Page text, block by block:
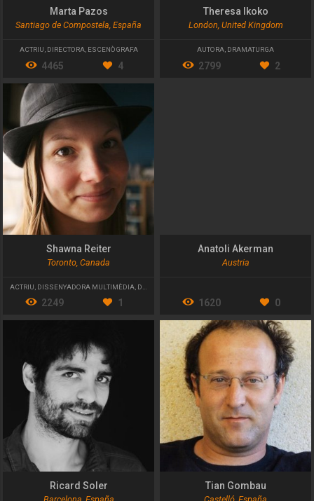
Marta Pazos
Santiago de Compostela, España
ACTRIU DIRECTORA, ESCENÒGRAFA
4465 4
Theresa Ikoko
London, United Kingdom
AUTORA DRAMATURGA
2799 2
Shawna Reiter
Toronto, Canada
ACTRIU DISSENYADORA MULTIMÈDIA DISSENYADORA DE TITELLES
2249 1
Anatoli Akerman
Austria
1620 0
Ricard Soler Tian Gombau